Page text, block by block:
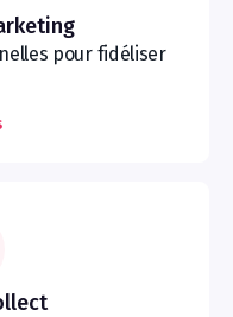
pour fidéliser